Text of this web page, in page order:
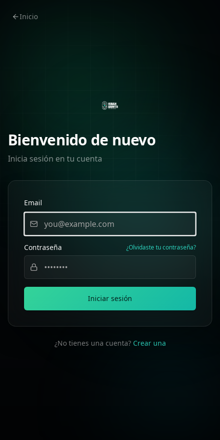
Inicio
Bienvenido de nuevo
Inicia sesión en tu cuenta
Email
Contraseña ¿Olvidaste tu contraseña?
Iniciar sesión
¿No tienes una cuenta? Crear una